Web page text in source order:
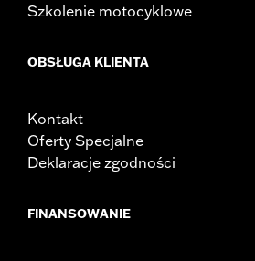
Szkolenie motocyklowe
OBSŁUGA KLIENTA
Kontakt
Oferty Specjalne
Deklaracje zgodności
FINANSOWANIE